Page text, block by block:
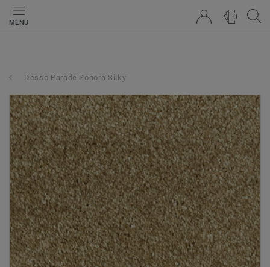
MENU
0
Desso Parade Sonora Silky